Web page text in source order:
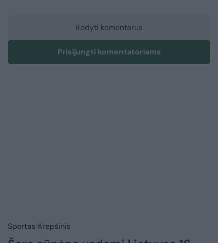
Rodyti komentarus
Prisijungti komentatoriams
Sportas Krepšinis